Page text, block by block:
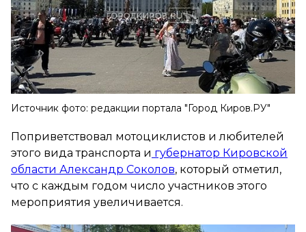
Источник фото: редакции портала "Город Киров.РУ"
Поприветствовал мотоциклистов и любителей
этого вида транспорта и губернатор Кировской
области Александр Соколов, который отметил,
что с каждым годом число участников этого
мероприятия увеличивается.